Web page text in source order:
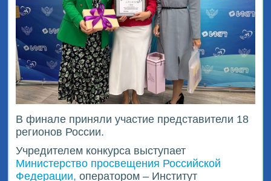
В финале приняли участие представители 18
регионов России.
Учредителем конкурса выступает
Министерство просвещения Российской
Федерации, оператором – Институт